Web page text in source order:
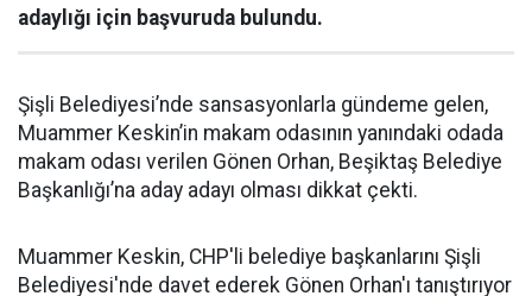
adaylığı için başvuruda bulundu.
Şişli Belediyesi’nde sansasyonlarla gündeme gelen,
Muammer Keskin’in makam odasının yanındaki odada
makam odası verilen Gönen Orhan, Beşiktaş Belediye
Başkanlığı’na aday adayı olması dikkat çekti.
Muammer Keskin, CHP'li belediye başkanlarını Şişli
Belediyesi'nde davet ederek Gönen Orhan'ı tanıştırıyor